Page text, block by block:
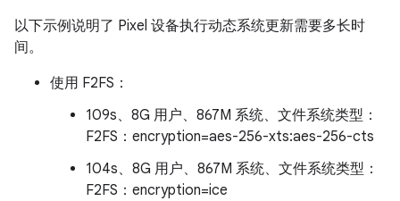
以下示例说明了 Pixel 设备执行动态系统更新需要多长时
间。
使用 F2FS：
109s、8G 用户、867M 系统、文件系统类型：
F2FS：encryption=aes-256-xts:aes-256-cts
104s、8G 用户、867M 系统、文件系统类型：
F2FS：encryption=ice